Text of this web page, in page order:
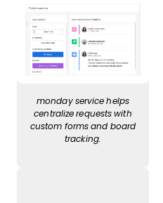
monday service helps
centralize requests with
custom forms and board
tracking.